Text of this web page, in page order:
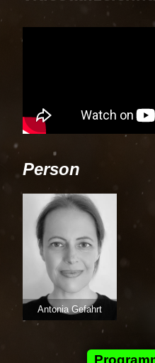
Person
Antonia Gefahrt